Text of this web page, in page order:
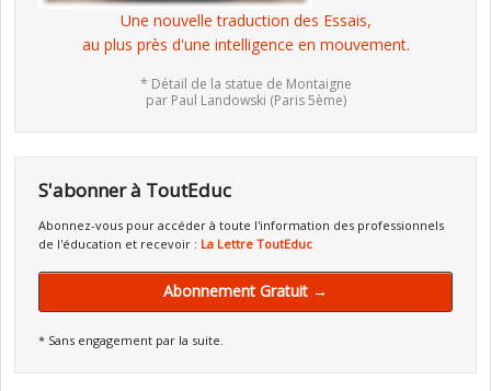
Une nouvelle traduction des Essais,
au plus près d'une intelligence en mouvement.
* Détail de la statue de Montaigne
par Paul Landowski (Paris 5ème)
S'abonner à ToutEduc
Abonnez-vous pour accéder à toute l'information des professionnels
de l'éducation et recevoir : La Lettre ToutEduc
Abonnement Gratuit →
* Sans engagement par la suite.